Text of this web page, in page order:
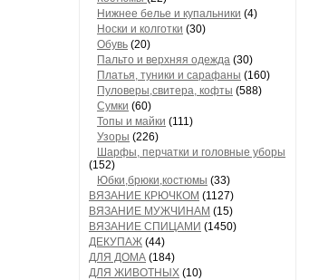
Нижнее белье и купальники (4)
Носки и колготки (30)
Обувь (20)
Пальто и верхняя одежда (30)
Платья, туники и сарафаны (160)
Пуловеры,свитера, кофты (588)
Сумки (60)
Топы и майки (111)
Узоры (226)
Шарфы, перчатки и головные уборы
(152)
Юбки,брюки,костюмы (33)
ВЯЗАНИЕ КРЮЧКОМ (1127)
ВЯЗАНИЕ МУЖЧИНАМ (15)
ВЯЗАНИЕ СПИЦАМИ (1450)
ДЕКУПАЖ (44)
ДЛЯ ДОМА (184)
ДЛЯ ЖИВОТНЫХ (10)